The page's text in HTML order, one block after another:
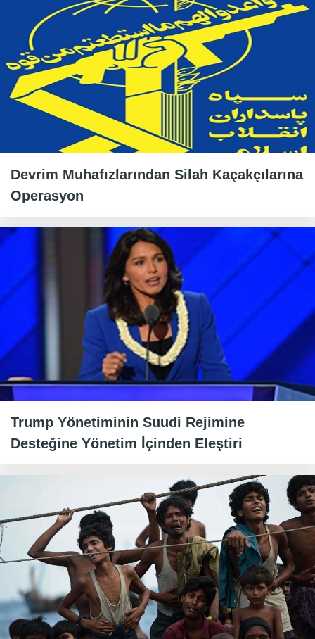
Devrim Muhafızlarından Silah Kaçakçılarına
Operasyon
Trump Yönetiminin Suudi Rejimine
Desteğine Yönetim İçinden Eleştiri